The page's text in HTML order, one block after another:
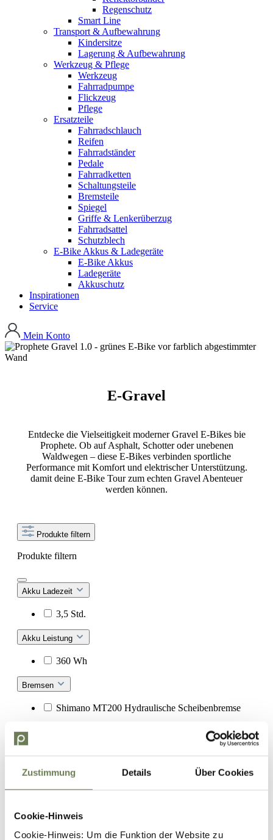
Zustimmung Details Über Cookies
Cookie-Hinweis
Cookie-Hinweis: Um die Funktion der Website zu
Regenschutz
Smart Line
Transport & Aufbewahrung
Kindersitze
Lagerung & Aufbewahrung
Werkzeug & Pflege
Werkzeug
Fahrradpumpe
Flickzeug
Pflege
Ersatzteile
Fahrradschlauch
Reifen
Fahrradständer
Pedale
Fahrradketten
Schaltungsteile
Bremsteile
Spiegel
Griffe & Lenkerüberzug
Fahrradsattel
Schutzblech
E-Bike Akkus & Ladegeräte
E-Bike Akkus
Ladegeräte
Akkuschutz
Inspirationen
Service
Mein Konto
E-Gravel
Entdecke die Vielseitigkeit moderner Gravel E-Bikes bie
Prophete. Ob auf Asphalt, Schotter oder unebenen
Waldwegen – diese E-Bikes verbinden sportliche
Performance mit Komfort und elektrischer Unterstützung.
damit deine E-Bike Tour zum echten Gravel Abenteuer
werden können.
Produkte filtern
Produkte filtern
Akku Ladezeit
3,5 Std.
Akku Leistung
360 Wh
Bremsen
Shimano MT200 Hydraulische Scheibenbremse
Drehmomentsensor
Ja